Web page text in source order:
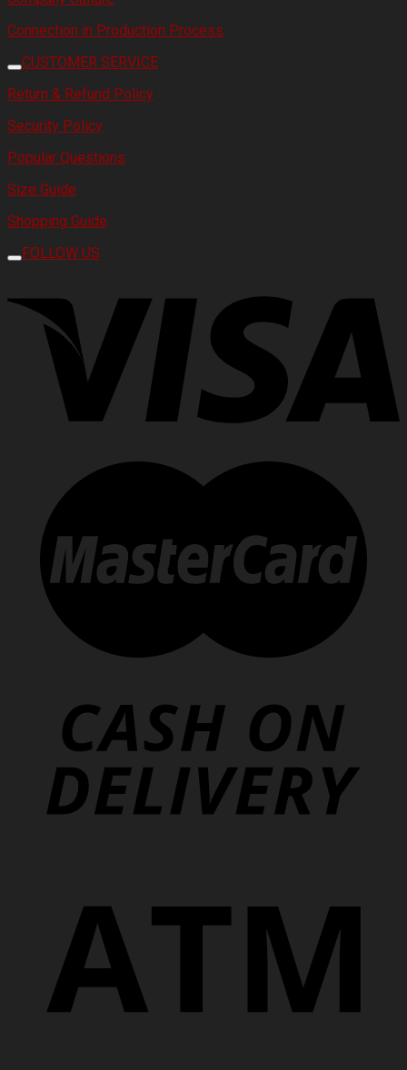
Connection in Production Process
CUSTOMER SERVICE
Return & Refund Policy
Security Policy
Popular Questions
Size Guide
Shopping Guide
FOLLOW US